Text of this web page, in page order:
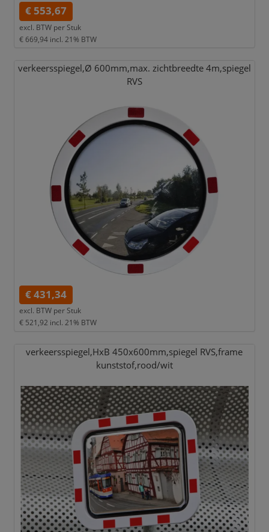
€ 553,67
excl. BTW per Stuk
€ 669,94 incl. 21% BTW
verkeersspiegel,Ø 600mm,max. zichtbreedte 4m,spiegel
RVS
€ 431,34
excl. BTW per Stuk
€ 521,92 incl. 21% BTW
verkeersspiegel,HxB 450x600mm,spiegel RVS,frame
kunststof,rood/wit